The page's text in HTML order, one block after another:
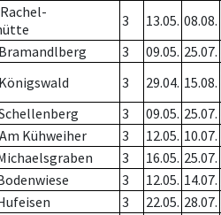
3 13.05. 08.08.
3 09.05. 25.07.
3 29.04. 15.08.
3 09.05. 25.07.
Kühweiher 3 12.05. 10.07.
3 16.05. 25.07.
3 12.05. 14.07.
3 22.05. 28.07.